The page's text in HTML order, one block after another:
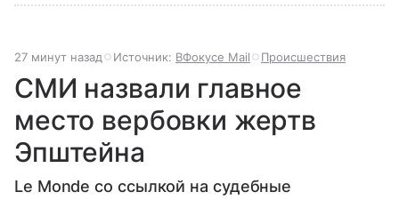
27 минут назад Источник: ВФокусе Mail Происшествия
СМИ назвали главное
место вербовки жертв
Эпштейна
Le Monde со ссылкой на судебные